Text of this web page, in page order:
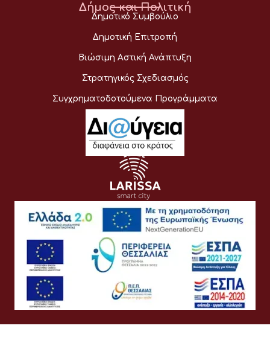
Δήμος και Πολιτική
Δημοτικό Συμβούλιο
Δημοτική Επιτροπή
Βιώσιμη Αστική Ανάπτυξη
Στρατηγικός Σχεδιασμός
Συγχρηματοδοτούμενα Προγράμματα